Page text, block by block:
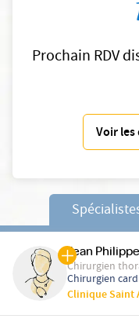
Prochain RDV
Voir
Jean
Chirurgien
Chirurgien
Clinique Saint